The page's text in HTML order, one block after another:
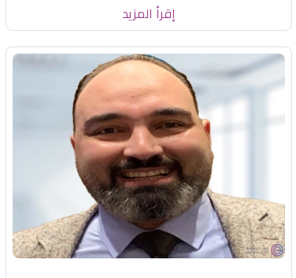
إقرأ المزيد